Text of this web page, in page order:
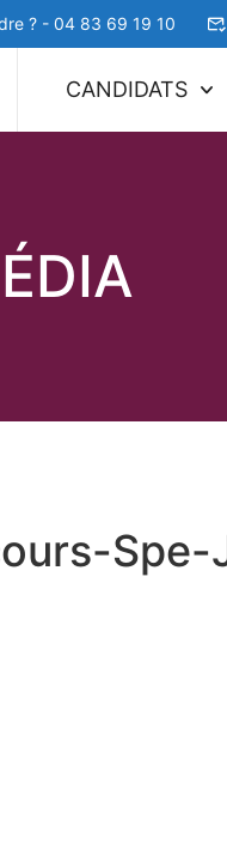
? - 04 83 69 19 10
CANDIDATS